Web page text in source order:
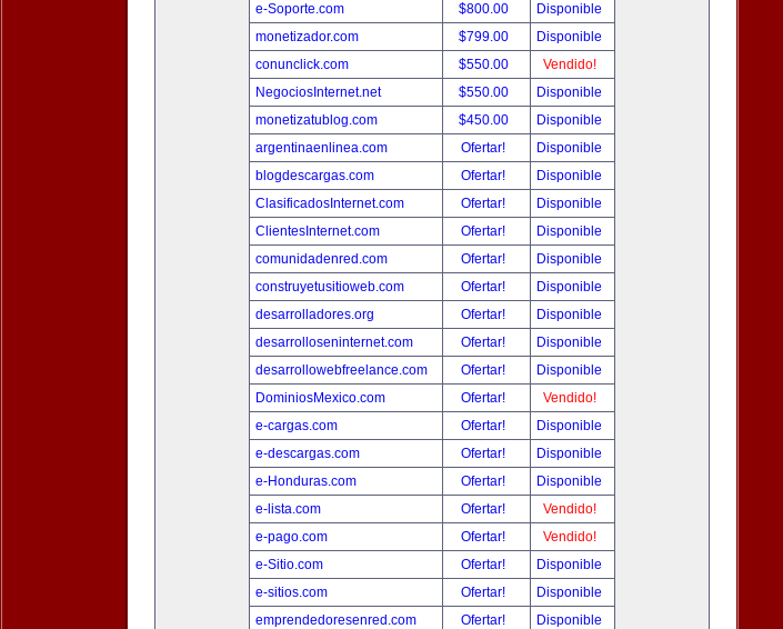
e-Soporte.com
$800.00
Disponible
monetizador.com
$799.00
Disponible
conunclick.com
$550.00
Vendido!
NegociosInternet.net
$550.00
Disponible
monetizatublog.com
$450.00
Disponible
argentinaenlinea.com
Ofertar!
Disponible
blogdescargas.com
Ofertar!
Disponible
ClasificadosInternet.com
Ofertar!
Disponible
ClientesInternet.com
Ofertar!
Disponible
comunidadenred.com
Ofertar!
Disponible
construyetusitioweb.com
Ofertar!
Disponible
desarrolladores.org
Ofertar!
Disponible
desarrolloseninternet.com
Ofertar!
Disponible
desarrollowebfreelance.com
Ofertar!
Disponible
DominiosMexico.com
Ofertar!
Vendido!
e-cargas.com
Ofertar!
Disponible
e-descargas.com
Ofertar!
Disponible
e-Honduras.com
Ofertar!
Disponible
e-lista.com
Ofertar!
Vendido!
e-pago.com
Ofertar!
Vendido!
e-Sitio.com
Ofertar!
Disponible
e-sitios.com
Ofertar!
Disponible
emprendedoresenred.com
Ofertar!
Disponible